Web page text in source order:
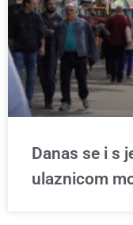
Danas se i s
ulaznicom